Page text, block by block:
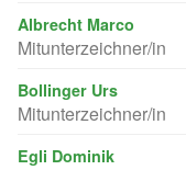
Albrecht Marco
Mitunterzeichner/in
Bollinger Urs
Mitunterzeichner/in
Egli Dominik